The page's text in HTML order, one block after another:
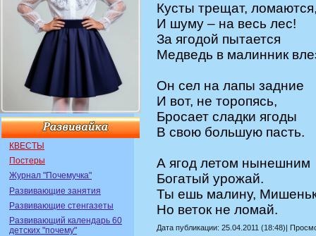
КВЕСТЫ
Постеры
Журнал "Почемучка"
Развивающие занятия
Развивающие стенгазеты
Развивающий календарь 60
детских "почему"
Кусты трещат,
И шуму – на весь лес!
За ягодой пытается
Медведь в малинник
Он сел на лапы задние
И вот, не торопясь,
Бросает сладки ягоды
В свою большую пасть.
А ягод летом нынешним
Богатый урожай.
Ты ешь малину,
Но веток не ломай.
Дата публикации: 25.04.2011 (18:48)|